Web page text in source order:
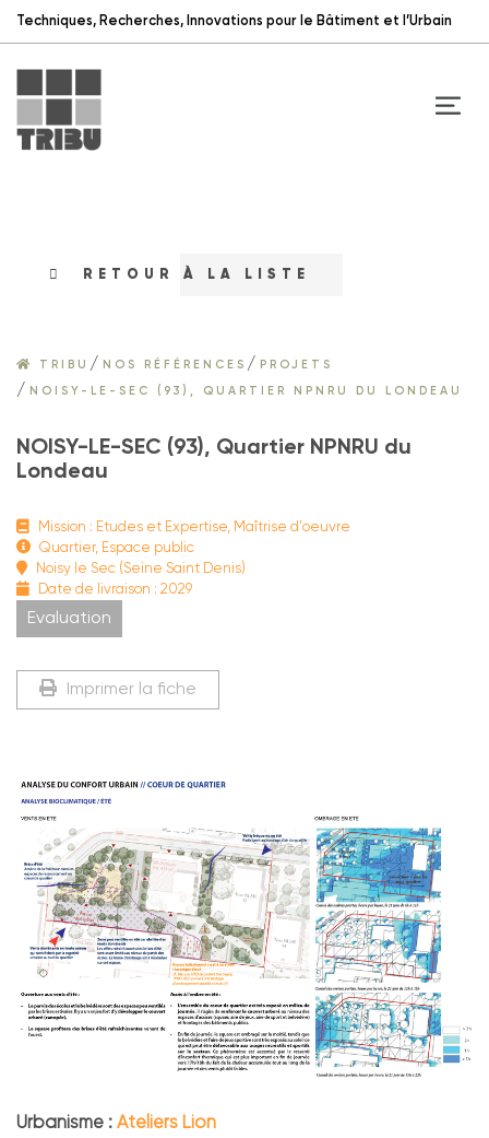
Techniques, Recherches, Innovations pour le Bâtiment et l’Urbain
RETOUR À LA LISTE
TRIBU / NOS RÉFÉRENCES / PROJETS
/ NOISY-LE-SEC (93), QUARTIER NPNRU DU LONDEAU
NOISY-LE-SEC (93), Quartier NPNRU du
Londeau
Mission : Etudes et Expertise, Maîtrise d'oeuvre
Quartier, Espace public
Noisy le Sec (Seine Saint Denis)
Date de livraison : 2029
Evaluation
Imprimer la fiche
Urbanisme : Ateliers Lion